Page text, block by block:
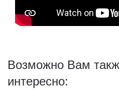
Возможно Вам
интересно: